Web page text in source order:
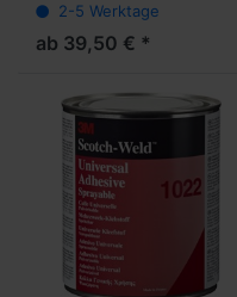
Anfangshaftung,
Ausgezeichnete Temp.-
Beständigkeit. Klebt
Phenol und...
2-5 Werktage
ab 39,50 € *